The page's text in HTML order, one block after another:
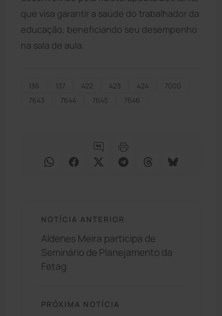
que visa garantir a saúde do trabalhador da
educação, beneficiando seu desempenho
na sala de aula.
136 137 422 423 424
7000
7643
7644 7645 7646
NOTÍCIA ANTERIOR
Aldenes Meira participa de
Seminário de Planejamento da
Fetag
PRÓXIMA NOTÍCIA